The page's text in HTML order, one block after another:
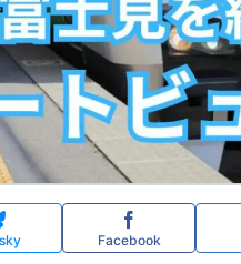
Facebook